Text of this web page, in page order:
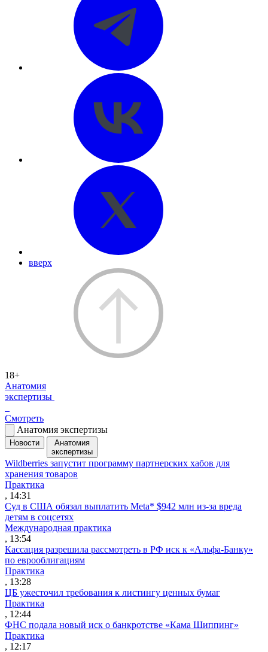
вверх
18+
Анатомия
экспертизы
Смотреть
Анатомия экспертизы
Новости
Анатомия
экспертизы
Wildberries запустит программу партнерских хабов для
хранения товаров
Практика
, 14:31
Суд в США обязал выплатить Meta* $942 млн из-за вреда
детям в соцсетях
Международная практика
, 13:54
Кассация разрешила рассмотреть в РФ иск к «Альфа-Банку»
по еврооблигациям
Практика
, 13:28
ЦБ ужесточил требования к листингу ценных бумаг
Практика
, 12:44
ФНС подала новый иск о банкротстве «Кама Шиппинг»
Практика
, 12:17